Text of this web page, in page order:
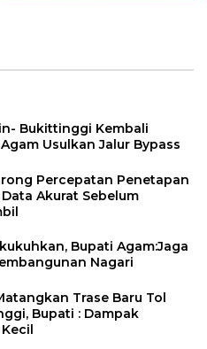
Bukittinggi Kembali
Usulkan Jalur Bypass
Percepatan Penetapan
Akurat Sebelum
Bupati Agam:Jaga
Nagari
Trase Baru Tol
Bupati : Dampak